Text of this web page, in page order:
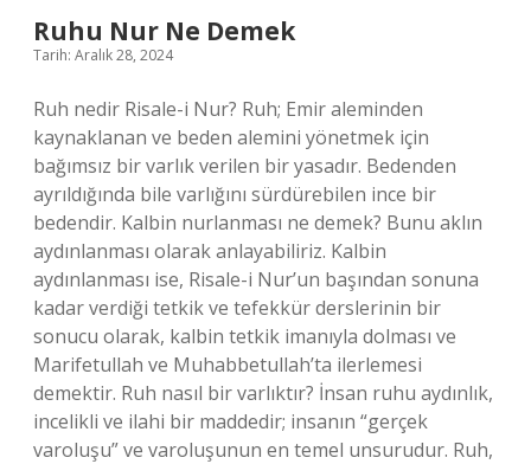
Ruhu Nur Ne Demek
Tarih: Aralık 28, 2024
Ruh nedir Risale-i Nur? Ruh; Emir aleminden
kaynaklanan ve beden alemini yönetmek için
bağımsız bir varlık verilen bir yasadır. Bedenden
ayrıldığında bile varlığını sürdürebilen ince bir
bedendir. Kalbin nurlanması ne demek? Bunu aklın
aydınlanması olarak anlayabiliriz. Kalbin
aydınlanması ise, Risale-i Nur’un başından sonuna
kadar verdiği tetkik ve tefekkür derslerinin bir
sonucu olarak, kalbin tetkik imanıyla dolması ve
Marifetullah ve Muhabbetullah’ta ilerlemesi
demektir. Ruh nasıl bir varlıktır? İnsan ruhu aydınlık,
incelikli ve ilahi bir maddedir; insanın “gerçek
varoluşu” ve varoluşunun en temel unsurudur. Ruh,